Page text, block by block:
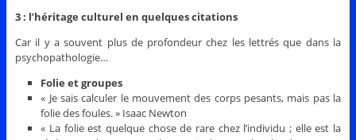
3 : l’héritage culturel en quelques citations
Car il y a souvent plus de profondeur chez les lettrés que dans la
psychopathologie…
Folie et groupes
« Je sais calculer le mouvement des corps pesants, mais pas la
folie des foules. » Isaac Newton
« La folie est quelque chose de rare chez l’individu ; elle est la